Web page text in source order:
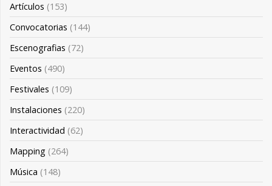
Artículos (153)
Convocatorias (144)
Escenografias (72)
Eventos (490)
Festivales (109)
Instalaciones (220)
Interactividad (62)
Mapping (264)
Música (148)